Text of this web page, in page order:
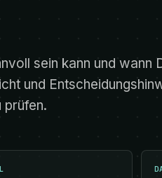
sein kann und
und
prüfen.